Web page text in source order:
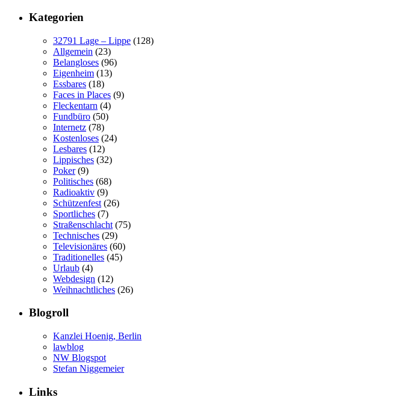
Kategorien
32791 Lage – Lippe (128)
Allgemein (23)
Belangloses (96)
Eigenheim (13)
Essbares (18)
Faces in Places (9)
Fleckentarn (4)
Fundbüro (50)
Internetz (78)
Kostenloses (24)
Lesbares (12)
Lippisches (32)
Poker(9)
Politisches (68)
Radioaktiv (9)
Schützenfest (26)
Sportliches (7)
Straßenschlacht (75)
Technisches (29)
Televisionäres (60)
Traditionelles (45)
Urlaub (4)
Webdesign (12)
Weihnachtliches (26)
Blogroll
Kanzlei Hoenig, Berlin
lawblog
NW Blogspot
Stefan Niggemeier
Links